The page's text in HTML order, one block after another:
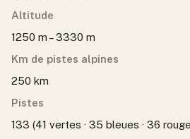
Altitude
1250 m – 3330 m
Km de pistes alpines
250 km
Pistes
133 (41 vertes · 35 bleues · 36